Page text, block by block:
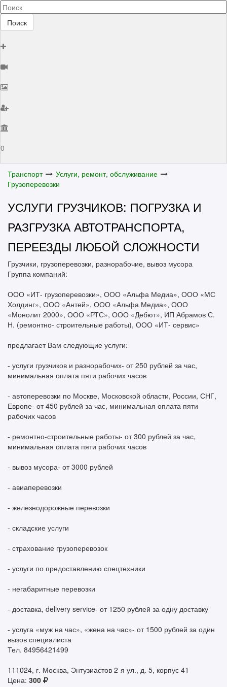
Поиск
0
Транспорт
Услуги, ремонт, обслуживание
Грузоперевозки
УСЛУГИ ГРУЗЧИКОВ: ПОГРУЗКА И
РАЗГРУЗКА АВТОТРАНСПОРТА,
ПЕРЕЕЗДЫ ЛЮБОЙ СЛОЖНОСТИ
Грузчики, грузоперевозки, разнорабочие, вывоз мусора
Группа компаний:
ООО «ИТ- грузоперевозки», ООО «Альфа Медиа», ООО «МС
Холдинг», ООО «Антей», ООО «Альфа Медиа», ООО
«Монолит 2000», ООО «РТС», ООО «Дебют», ИП Абрамов С.
Н. (ремонтно- строительные работы), ООО «ИТ- сервис»
предлагает Вам следующие услуги:
- услуги грузчиков и разнорабочих- от 250 рублей за час,
минимальная оплата пяти рабочих часов
- автоперевозки по Москве, Московской области, России, СНГ,
Европе- от 450 рублей за час, минимальная оплата пяти
рабочих часов
- ремонтно-строительные работы- от 300 рублей за час,
минимальная оплата пяти рабочих часов
- вывоз мусора- от 3000 рублей
- авиаперевозки
- железнодорожные перевозки
- складские услуги
- страхование грузоперевозок
- услуги по предоставлению спецтехники
- негабаритные перевозки
- доставка, delivery service- от 1250 рублей за одну доставку
- услуга «муж на час», «жена на час»- от 1500 рублей за один
вызов специалиста
Тел. 84956421499
111024, г. Москва, Энтузиастов 2-я ул., д. 5, корпус 41
Цена: 300